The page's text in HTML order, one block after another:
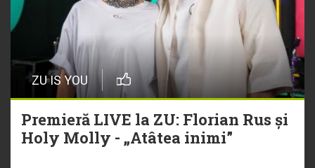
ZU IS YOU
Premieră LIVE la ZU: Florian Rus și
Holy Molly - „Atâtea inimi”